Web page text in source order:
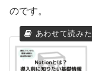
のです。